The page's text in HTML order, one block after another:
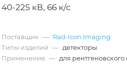
40-225 кВ, 66 к/с
Поставщик — Rad-Icon Imaging
Типы изделий — детекторы
Применение — для